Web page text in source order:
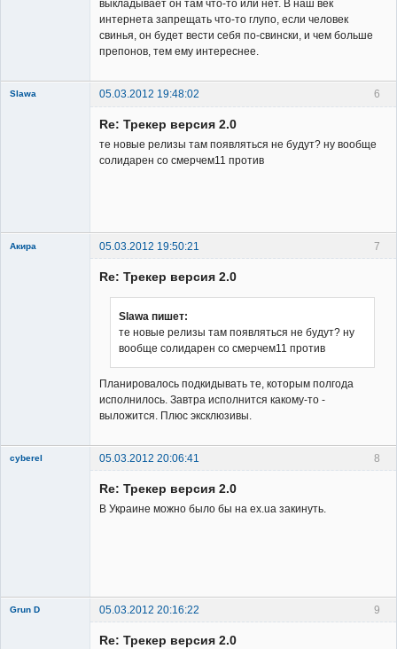
выкладывает он там что-то или нет. В наш век
интернета запрещать что-то глупо, если человек
свинья, он будет вести себя по-свински, и чем больше
препонов, тем ему интереснее.
6
Slawa
05.03.2012 19:48:02
Re: Трекер версия 2.0
те новые релизы там появляться не будут? ну вообще
солидарен со смерчем11 против
7
Акира 05.03.2012 19:50:21
Re: Трекер версия 2.0
Slawa пишет:
те новые релизы там появляться не будут? ну
вообще солидарен со смерчем11 против
Планировалось подкидывать те, которым полгода
исполнилось. Завтра исполнится какому-то -
выложится. Плюс эксклюзивы.
8
cyberel
05.03.2012 20:06:41
Re: Трекер версия 2.0
В Украине можно было бы на ex.ua закинуть.
9
Grun D 05.03.2012 20:16:22
Re: Трекер версия 2.0